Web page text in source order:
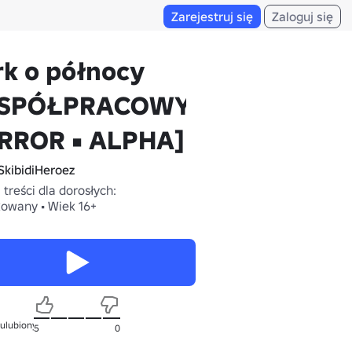
Zarejestruj się Zaloguj się
o północy
• ALPHA]
treści dla dorosłych:
• Wiek 16+
5 0